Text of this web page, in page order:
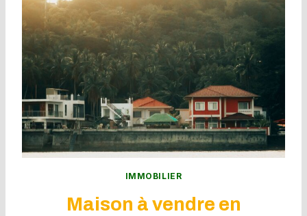
V
I
C
E
S
E
P
A
L
A
E
T
R
À
M
O
N
T
A
U
D
R
N
IMMOBILIER
Maison à vendre en